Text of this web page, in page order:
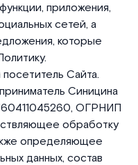
приложения,
сетей, а
которые
Сайта.
Синицина
ОГРНИП
обработку
определяющее
данных, состав